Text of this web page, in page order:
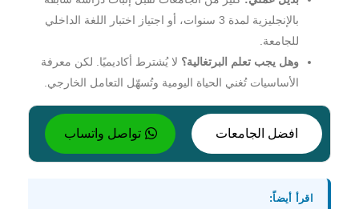
بالإنجليزية لمدة 3 سنوات، أو اجتياز اختبار اللغة الداخلي
للجامعة.
وهل يجب تعلم البرتغالية؟ لا يُشترط أكاديميًا. لكن معرفة
الأساسيات تُغني الحياة اليومية وتُسهّل التعامل الخارجي.
افضل الجامعات تواصل واتساب
اقرأ أيضاً: